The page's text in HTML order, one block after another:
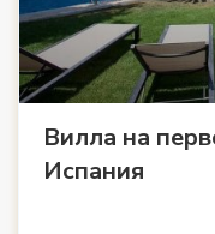
Вилла на
Испания